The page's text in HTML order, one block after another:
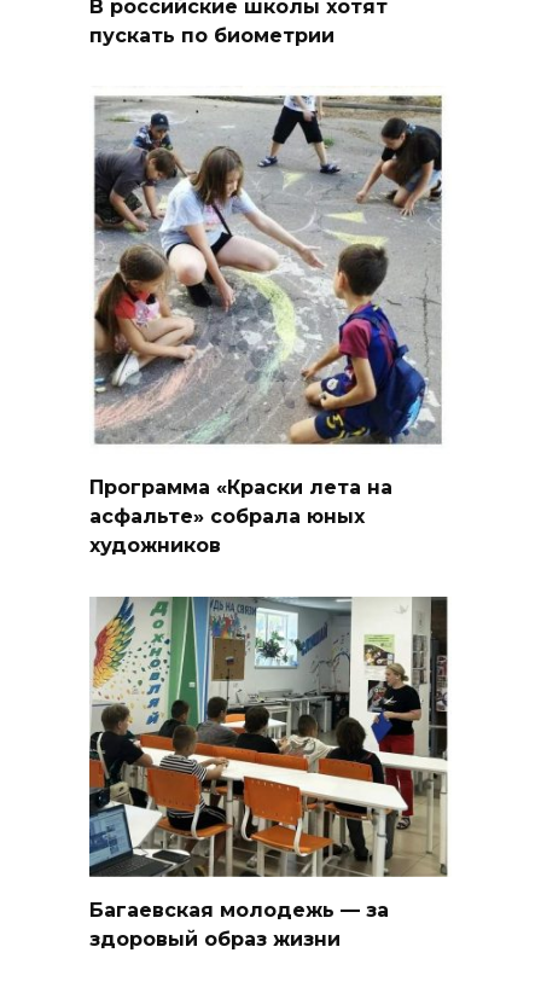
В российские школы хотят
пускать по биометрии
Программа «Краски лета на
асфальте» собрала юных
художников
Багаевская молодежь — за
здоровый образ жизни